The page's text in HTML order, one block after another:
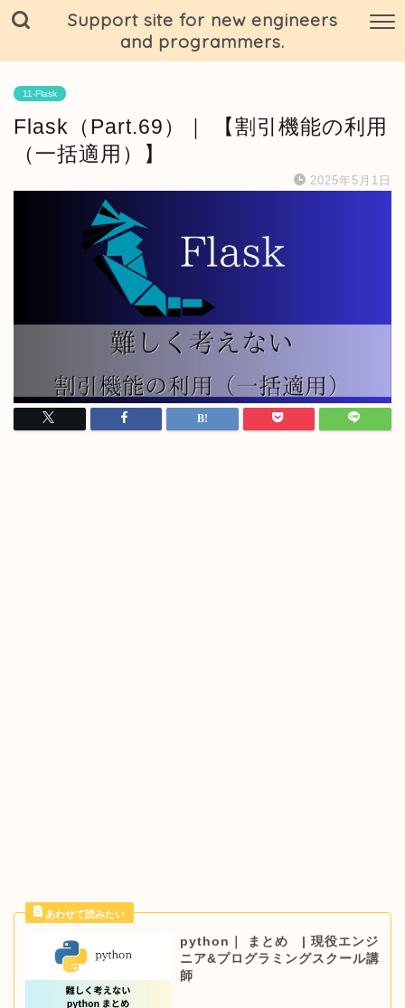
Support site for new engineers
and programmers.
11-Flask
Flask（Part.69）｜ 【割引機能の利用
（一括適用）】
2025年5月1日
python｜ まとめ | 現役エンジ
ニア&プログラミングスクール講
師